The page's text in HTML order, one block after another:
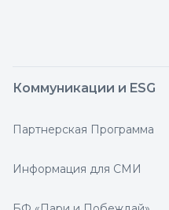
Коммуникации и ESG
Партнерская Программа
Информация для СМИ